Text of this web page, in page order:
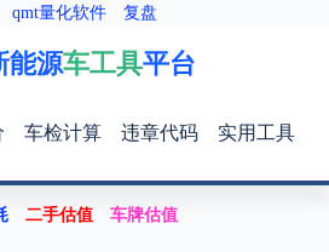
qmt量化软件 复盘
能源车工具平台
车检计算 违章代码 实用工具
二手估值 车牌估值